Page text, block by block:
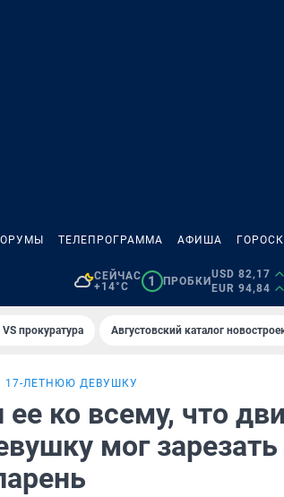
ТЕЛЕПРОГРАММА АФИША
СЕЙЧАС
+14°C
1 ПРОБКИ
USD 82,17
EUR 94,84
прокуратура Августовский каталог
17-ЛЕТНЮЮ ДЕВУШКУ
ее ко всему, что
мог зарезать